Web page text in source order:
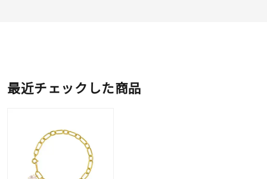
最近チェックした商品